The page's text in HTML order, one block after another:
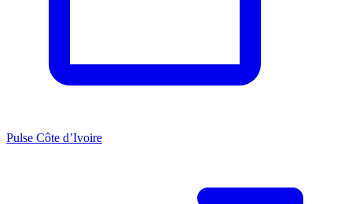
Pulse Côte d’Ivoire